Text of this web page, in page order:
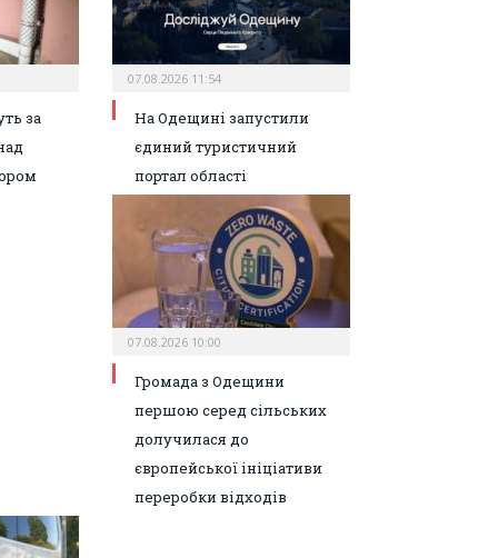
за
07.08.2026 11:54
На Одещині запустили
єдиний туристичний
портал області
07.08.2026 10:00
Громада з Одещини
першою серед сільських
долучилася до
європейської ініціативи
переробки відходів